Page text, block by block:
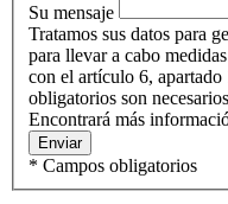
Su mensaje
Tratamos sus datos para
para llevar a cabo
con el artículo 6,
obligatorios son
Encontrará más
Enviar
* Campos obligatorios